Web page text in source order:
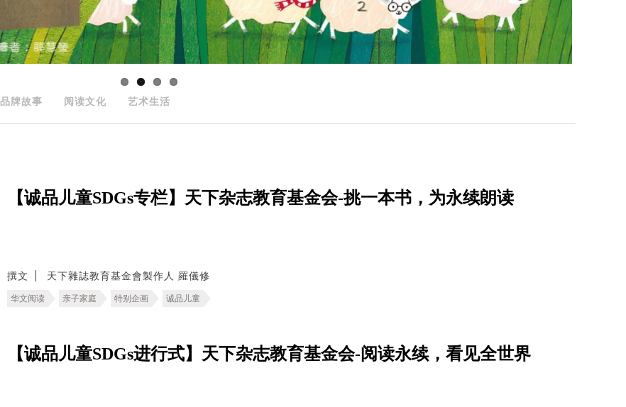
品牌故事 阅读文化 艺术生活
【诚品儿童SDGs专栏】天下杂志教育基金会-挑一本书，为永续朗读
撰文 天下雜誌教育基金會製作人 羅儀修
华文阅读 亲子家庭 特别企画 诚品儿童
【诚品儿童SDGs进行式】天下杂志教育基金会-阅读永续，看见全世界